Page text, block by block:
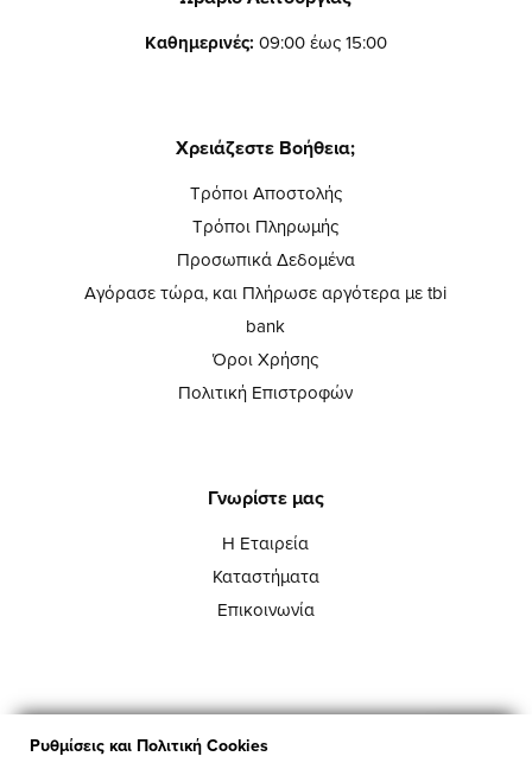
Καθημερινές: 09:00 έως 15:00
Χρειάζεστε Βοήθεια;
Τρόποι Αποστολής
Τρόποι Πληρωμής
Προσωπικά Δεδομένα
Αγόρασε τώρα, και Πλήρωσε αργότερα με tbi
bank
Όροι Χρήσης
Πολιτική Επιστροφών
Γνωρίστε μας
Η Εταιρεία
Καταστήματα
Επικοινωνία
Ρυθμίσεις και Πολιτική Cookies